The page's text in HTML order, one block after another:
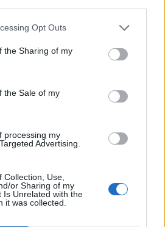
Opt Outs
the Sharing of my
the Sale of my
processing my
Advertising.
Use,
or Sharing of my
Is Unrelated with the
it was collected.